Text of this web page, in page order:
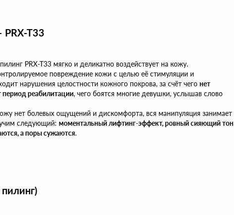
T33
PRX-T33 мягко и деликатно воздействует на кожу.
повреждение кожи с целью её стимуляции и
нарушения целостности кожного покрова, за счёт чего нет
период реабилитации, чего боятся многие девушки, услышав слово
нет болевых ощущений и дискомфорта, вся манипуляция занимает
следующий: моментальный лифтинг-эффект, ровный сияющий тон
а поры сужаются.